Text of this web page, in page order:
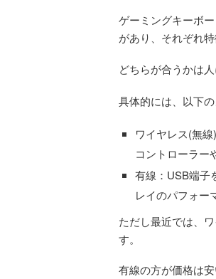
ゲーミングキーボ
があり、それぞれ特
どちらが合うかは
具体的には、以下の
ワイヤレス(無
コントローラー
有線：USB端子
レイのパフォー
ただし最近では、
す。
有線の方が価格は